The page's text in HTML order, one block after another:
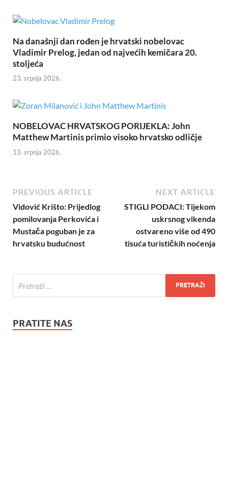
Na današnji dan rođen je hrvatski nobelovac
Vladimir Prelog, jedan od najvećih kemičara 20.
stoljeća
23. srpnja 2026.
NOBELOVAC HRVATSKOG PORIJEKLA: John
Matthew Martinis primio visoko hrvatsko odličje
13. srpnja 2026.
PREVIOUS ARTICLE
Vidović Krišto: Prijedlog
pomilovanja Perkovića i
Mustača poguban je za
hrvatsku budućnost
NEXT ARTICLE
STIGLI PODACI: Tijekom
uskrsnog vikenda
ostvareno više od 490
tisuća turističkih noćenja
PRATITE NAS